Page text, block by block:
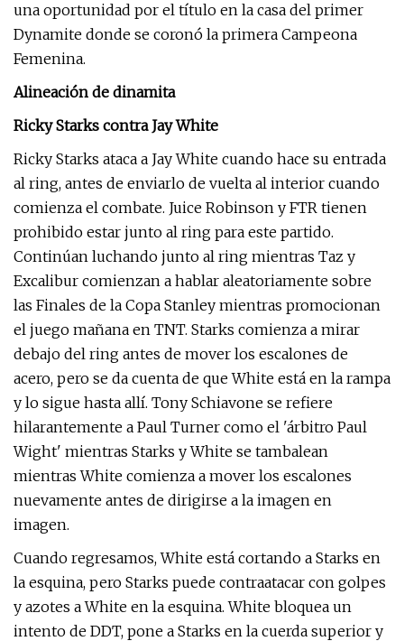
una oportunidad por el título en la casa del primer
Dynamite donde se coronó la primera Campeona
Femenina.
Alineación de dinamita
Ricky Starks contra Jay White
Ricky Starks ataca a Jay White cuando hace su entrada
al ring, antes de enviarlo de vuelta al interior cuando
comienza el combate. Juice Robinson y FTR tienen
prohibido estar junto al ring para este partido.
Continúan luchando junto al ring mientras Taz y
Excalibur comienzan a hablar aleatoriamente sobre
las Finales de la Copa Stanley mientras promocionan
el juego mañana en TNT. Starks comienza a mirar
debajo del ring antes de mover los escalones de
acero, pero se da cuenta de que White está en la rampa
y lo sigue hasta allí. Tony Schiavone se refiere
hilarantemente a Paul Turner como el 'árbitro Paul
Wight' mientras Starks y White se tambalean
mientras White comienza a mover los escalones
nuevamente antes de dirigirse a la imagen en
imagen.
Cuando regresamos, White está cortando a Starks en
la esquina, pero Starks puede contraatacar con golpes
y azotes a White en la esquina. White bloquea un
intento de DDT, pone a Starks en la cuerda superior y